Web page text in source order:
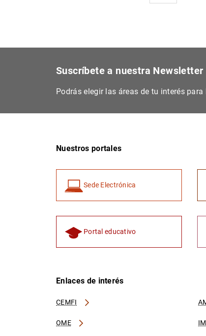
Suscríbete a nuestra Newsletter
Podrás elegir las áreas de tu interés
Nuestros portales
Sede Electrónica
Portal educativo
Enlaces de interés
CEMFI
OME